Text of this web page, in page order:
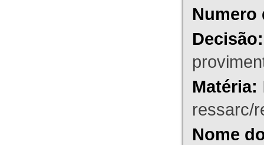
Numero
Decisão:
Matéria:
ressarc/
Nome